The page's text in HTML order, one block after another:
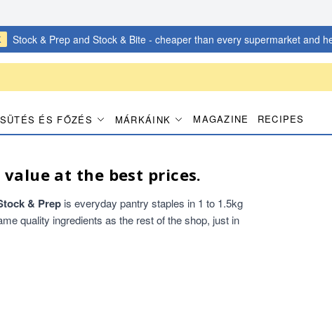
Stock & Prep and Stock & Bite - cheaper than every supermarket and
SÜTÉS ÉS FŐZÉS MÁRKÁINK MAGAZINE RECIPES
value at the best prices.
& Prep is everyday pantry staples in 1 to 1.5kg
quality ingredients as the rest of the shop, just in